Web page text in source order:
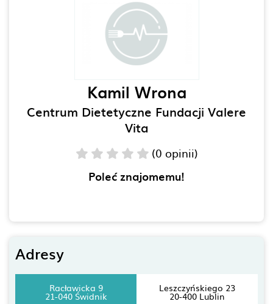
Kamil Wrona
Centrum Dietetyczne Fundacji Valere
Vita
(0 opinii)
Poleć znajomemu!
Adresy
Racławicka 9
21-040 Świdnik
Leszczyńskiego 23
20-400 Lublin